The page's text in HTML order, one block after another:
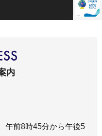
内
午前8時45分から午後5